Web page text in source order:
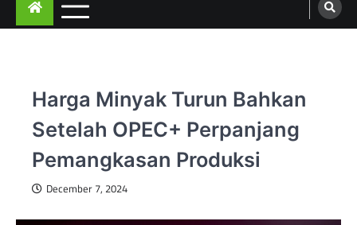
Harga Minyak Turun Bahkan
Setelah OPEC+ Perpanjang
Pemangkasan Produksi
December 7, 2024